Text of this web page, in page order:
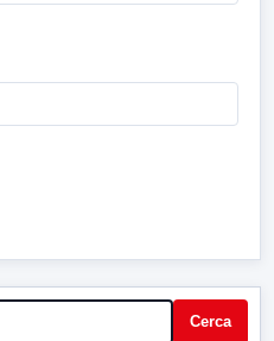
Cerca